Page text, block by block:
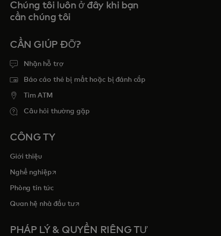
Chúng tôi luôn ở đây khi bạn
cần chúng tôi
CẦN GIÚP ĐỠ?
Nhận hỗ trợ
Báo cáo thẻ bị mất hoặc bị đánh cắp
Tim ATM
Câu hỏi thường gặp
CÔNG TY
Giới thiệu
Nghề nghiệpopens in a new tab
Phòng tin tức
Quan hệ nhà đầu tưopens in a new tab
PHÁP LÝ & QUYỀN RIÊNG TƯ